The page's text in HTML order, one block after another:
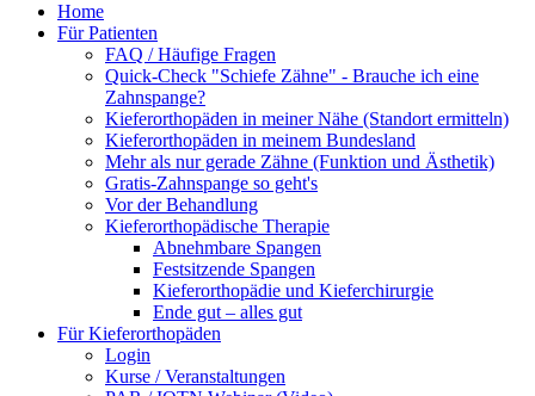
Home
Für Patienten
FAQ / Häufige Fragen
Quick-Check "Schiefe Zähne" - Brauche ich eine
Zahnspange?
Kieferorthopäden in meiner Nähe (Standort ermitteln)
Kieferorthopäden in meinem Bundesland
Mehr als nur gerade Zähne (Funktion und Ästhetik)
Gratis-Zahnspange so geht's
Vor der Behandlung
Kieferorthopädische Therapie
Abnehmbare Spangen
Festsitzende Spangen
Kieferorthopädie und Kieferchirurgie
Ende gut – alles gut
Für Kieferorthopäden
Login
Kurse / Veranstaltungen